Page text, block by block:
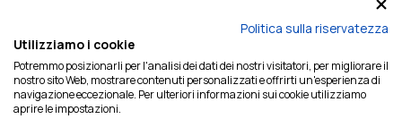
Ilmiovillaggio è un marchio di Ekiwi S.r.l.
Licenza Agenzia Viaggi e Turismo n° 2015/0133251 del
26/02/2015 e coperta da RC per Agenzia di Viaggi n°
OX00081147 REVO Specialty LiabilityXTravel Agencies.
Politica sulla riservatezza
Utilizziamo i cookie
Potremmo posizionarli per l'analisi dei dati dei nostri visitatori, per migliorare il
nostro sito Web, mostrare contenuti personalizzati e offrirti un'esperienza di
navigazione eccezionale. Per ulteriori informazioni sui cookie utilizziamo
aprire le impostazioni.